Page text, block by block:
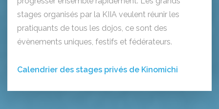
progresser ensemble rapidement. Les grands
stages organisés par la KIIA veulent réunir les
pratiquants de tous les dojos, ce sont des
évènements uniques, festifs et fédérateurs.
Calendrier des stages privés de Kinomichi